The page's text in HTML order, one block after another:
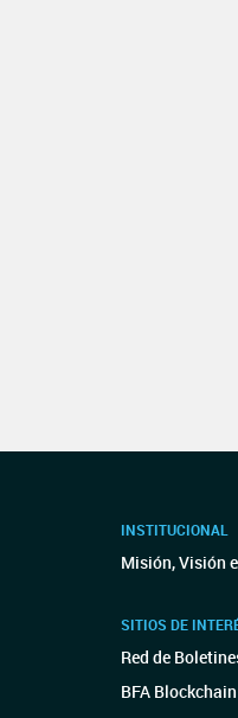
INSTITUCIONAL
Misión, Visión
SITIOS DE
Red de
BFA